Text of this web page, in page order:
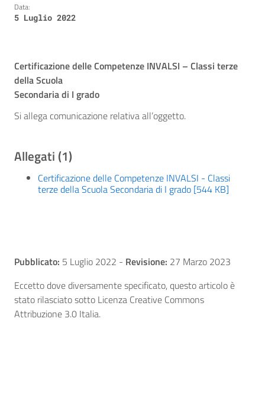
Data:
5 Luglio 2022
Certificazione delle Competenze INVALSI – Classi terze
della Scuola
Secondaria di I grado
Si allega comunicazione relativa all’oggetto.
Allegati (1)
Certificazione delle Competenze INVALSI - Classi
terze della Scuola Secondaria di I grado [544 KB]
Pubblicato: 5 Luglio 2022 - Revisione: 27 Marzo 2023
Eccetto dove diversamente specificato, questo articolo è
stato rilasciato sotto Licenza Creative Commons
Attribuzione 3.0 Italia.